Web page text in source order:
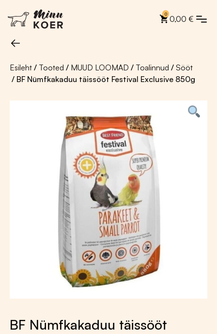
0
0,00 €
Esileht / Tooted / MUUD LOOMAD / Toalinnud / Sööt
/ BF Nümfkakaduu täissööt Festival Exclusive 850g
BF Nümfkakaduu täissööt